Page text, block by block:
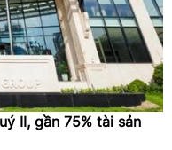
II, gần 75% tài sản